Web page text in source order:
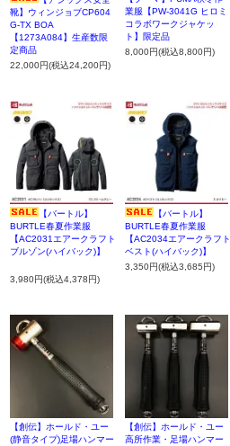
靴】ウィンジョブCP604
G-TX BOA
【1273A084】生産数限
定商品
22,000円(税込24,200円)
業服【PW-3041G ヒロミ
コラボワークジャケッ
ト】限定品
8,000円(税込8,800円)
【バートル】
BURTLE春夏作業服
【AC2031エアークラフト
ブルゾン(ハイバック)】
3,980円(税込4,378円)
【バートル】
BURTLE春夏作業服
【AC2034エアークラフト
ベスト(ハイバック)】
3,350円(税込3,685円)
【創伝】ホールド・ユー
(静音タイプ)足場ハンマー
【創伝】ホールド・ユー
高所作業・足場ハンマー